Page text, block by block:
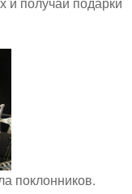
поклонников.